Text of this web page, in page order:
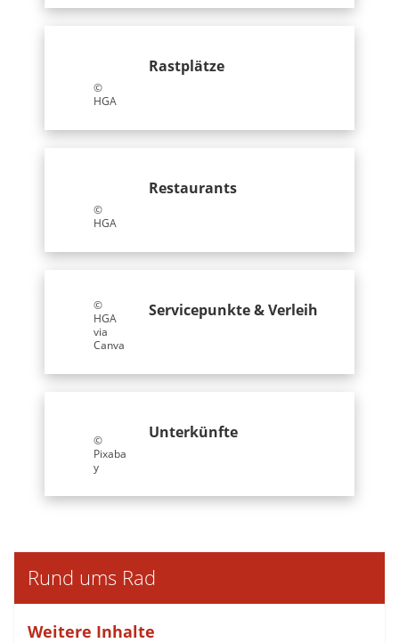
©
HGA
Rastplätze
©
HGA
Restaurants
©
HGA
via
Canva
Servicepunkte & Verleih
©
Pixaba
y
Unterkünfte
Rund ums Rad
Weitere Inhalte